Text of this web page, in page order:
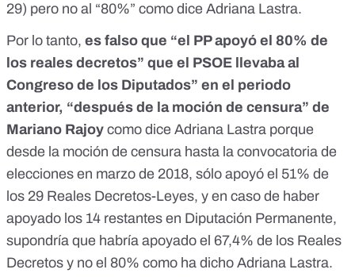
29) pero no al “80%” como dice Adriana Lastra.
Por lo tanto, es falso que “el PP apoyó el 80% de
los reales decretos” que el PSOE llevaba al
Congreso de los Diputados” en el periodo
anterior, “después de la moción de censura” de
Mariano Rajoy como dice Adriana Lastra porque
desde la moción de censura hasta la convocatoria de
elecciones en marzo de 2018, sólo apoyó el 51% de
los 29 Reales Decretos-Leyes, y en caso de haber
apoyado los 14 restantes en Diputación Permanente,
supondría que habría apoyado el 67,4% de los Reales
Decretos y no el 80% como ha dicho Adriana Lastra.